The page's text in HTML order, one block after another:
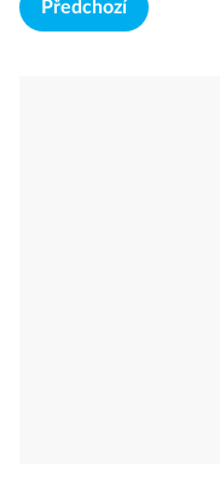
Předchozí